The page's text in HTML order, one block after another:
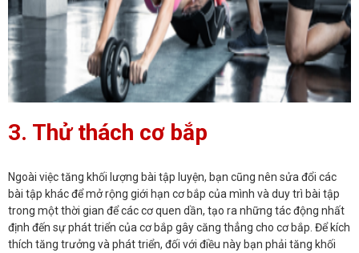
3. Thử thách cơ bắp
Ngoài việc tăng khối lượng bài tập luyện, bạn cũng nên sửa đổi các
bài tập khác để mở rộng giới hạn cơ bắp của mình và duy trì bài tập
trong một thời gian để các cơ quen dần, tạo ra những tác động nhất
định đến sự phát triển của cơ bắp gây căng thẳng cho cơ bắp. Để kích
thích tăng trưởng và phát triển, đối với điều này bạn phải tăng khối